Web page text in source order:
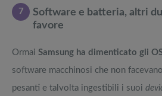
7
Software e batteria, altri
favore
Ormai Samsung ha dimenticato gli
software macchinosi che non
pesanti e talvolta ingestibili i suoi